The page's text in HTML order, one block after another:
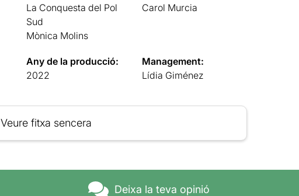
La Conquesta del Pol
Sud
Mònica Molins
Carol Murcia
Any de la producció:
2022
Management:
Lídia Giménez
Veure fitxa sencera
Deixa la teva opinió